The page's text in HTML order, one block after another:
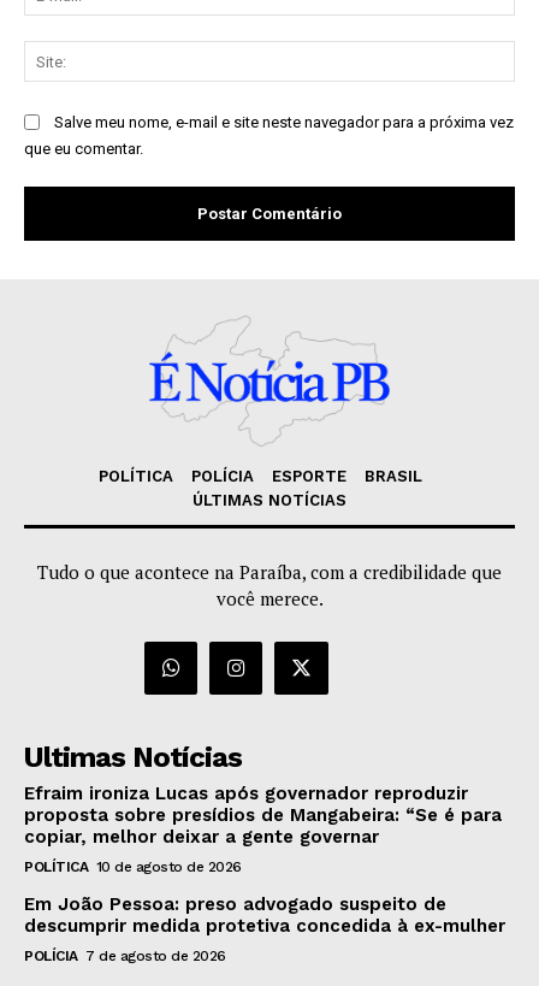
Salve meu nome, e-mail e site neste navegador para a próxima vez
que eu comentar.
POLÍTICA POLÍCIA ESPORTE
BRASIL
ÚLTIMAS NOTÍCIAS
Tudo o que acontece na Paraíba, com a credibilidade que
você merece.
Ultimas Notícias
Efraim ironiza Lucas após governador reproduzir
proposta sobre presídios de Mangabeira: “Se é para
copiar, melhor deixar a gente governar
POLÍTICA 10 de agosto de 2026
Em João Pessoa: preso advogado suspeito de
descumprir medida protetiva concedida à ex-mulher
POLÍCIA 7 de agosto de 2026